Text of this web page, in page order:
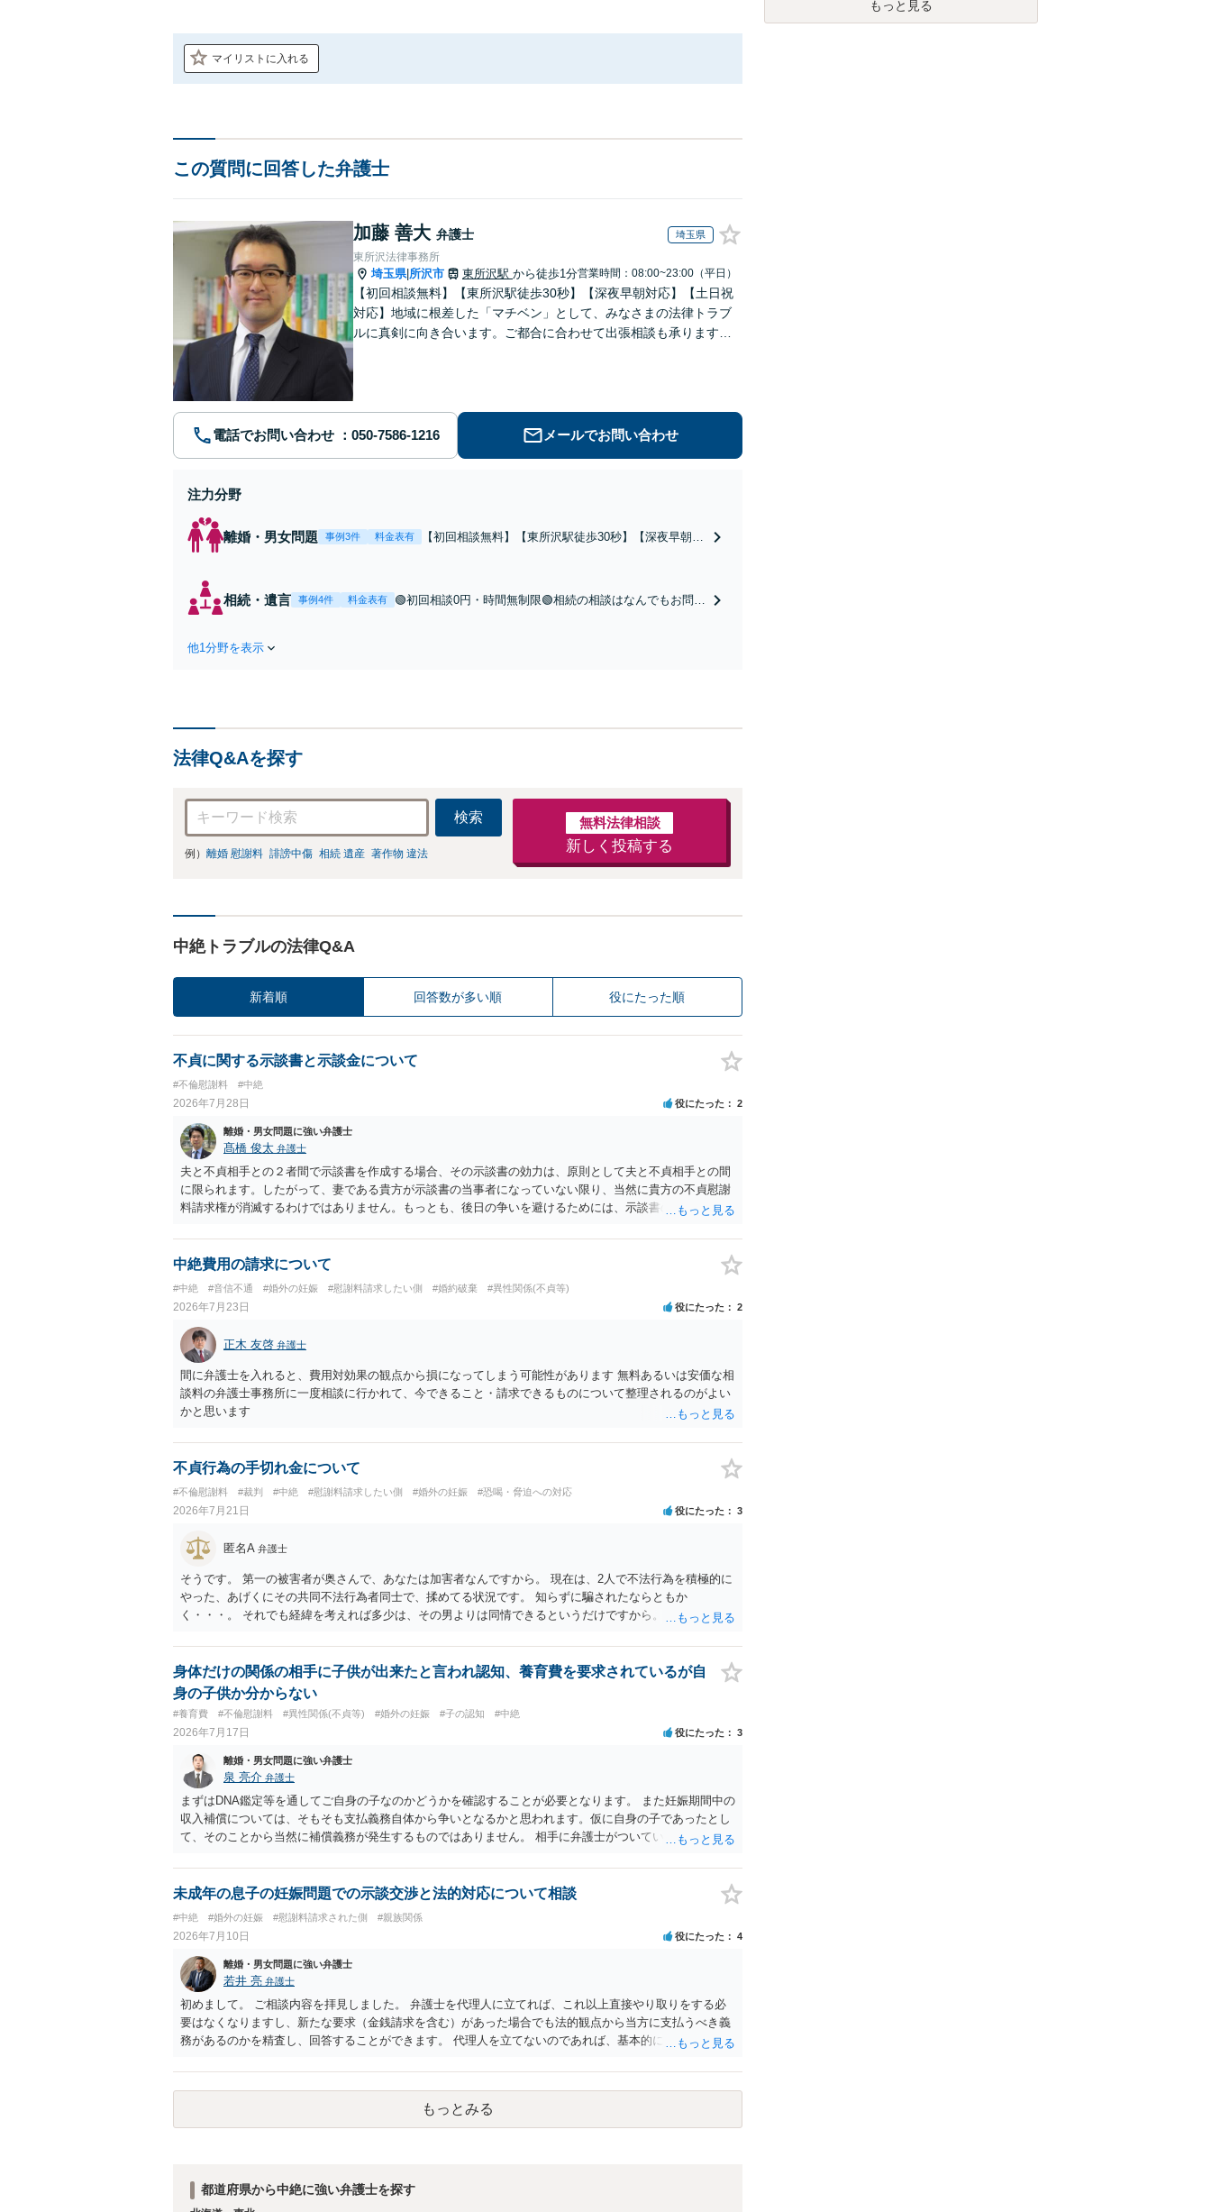
マイリストに入れる
この質問に回答した弁護士
加藤 善大 弁護士 埼玉県
東所沢法律事務所
埼玉県| 所沢市 東所沢駅 から徒歩1分営業時間：08:00~23:00（平日）
【初回相談無料】【東所沢駅徒歩30秒】【深夜早朝対応】【土日祝
対応】地域に根差した「マチベン」として、みなさまの法律トラブ
ルに真剣に向き合います。ご都合に合わせて出張相談も承ります。
電話でお問い合わせ メールでお問い合わせ
注力分野
離婚・男女問題 事例3件 料金表有
【初回相談無料】【東所沢駅徒歩30秒】【深夜早朝対
尽くします。
相続・遺言 事例4件 料金表有
🟢初回相談0円・時間無制限🟢相続の相談はなんでもお問合
他1分野を表示
法律Q&Aを探す
検索
例） 離婚 慰謝料 誹謗中傷 相続 遺産 著作物 違法
無料法律相談
新しく投稿する
中絶トラブルの法律Q&A
新着順 回答数が多い順 役にたった順
不貞に関する示談書と示談金について
#不倫慰謝料 #中絶
2026年7月28日 役にたった 2
離婚・男女問題に強い弁護士
髙橋 俊太 弁護士
夫と不貞相手との２者間で示談書を作成する場合、その示談書の効力は、原則として夫と不貞相手との間
に限られます。したがって、妻である貴方が示談書の当事者になっていない限り、当然に貴方の不貞慰謝
料請求権が消滅するわけではありません。もっとも、後日の争いを避けるためには、示談書の中に「本示
ものではない」旨を明記しておく方が安全です。また、清算条項を入れる場合にも、「夫と不貞相手との
間に限る」と対象を明確にすべきです。 他方、不貞相手が夫から示談金を受け取る場合、その名目や内容
されている」「夫側から支払を受けた」などと（その当否は別として）反論等されてこじれてしまう可能
性があります。そのため、示談金の趣旨、清算対象、妻の請求権への影響を明確にしておくことが重要で
す。示談金１８０万円の妥当性については、中絶、精神的苦痛、通院・治療の有無、診断内容、夫の説明
内容、妊娠・中絶に至る経緯等によって変わります。中絶について双方同意があったとしても、身体的・
精神的負担が考慮されることはありますが、夫が当初から離婚できないと伝えていた事情があるなら、結
婚期待を理由とする損害については争い得る部分もあります。 なお、貴方から不貞相手へ請求する慰謝料
額は、夫が不貞相手に支払う示談金額だけで決まるものではありません。不貞期間、回数、婚姻期間、夫
婦関係への影響、離婚・別居の有無、相手方の認識等によって判断されます。 今後の状況等に応じて、弁
護士への個別相談も検討なさった方がよいでしょう。
中絶費用の請求について
#中絶 #音信不通 #婚外の妊娠 #慰謝料請求したい側 #婚約破棄 #異性関係(不貞等)
2026年7月23日 役にたった 2
正木 友啓 弁護士
間に弁護士を入れると、費用対効果の観点から損になってしまう可能性があります 無料あるいは安価な相
談料の弁護士事務所に一度相談に行かれて、今できること・請求できるものについて整理されるのがよい
かと思います
不貞行為の手切れ金について
#不倫慰謝料 #裁判 #中絶 #慰謝料請求したい側 #婚外の妊娠 #恐喝・脅迫への対応
2026年7月21日 役にたった 3
匿名A 弁護士
そうです。 第一の被害者が奥さんで、あなたは加害者なんですから。 現在は、2人で不法行為を積極的に
やった、あげくにその共同不法行為者同士で、揉めてる状況です。 知らずに騙されたならともか
く・・・。 それでも経緯を考えれば多少は、その男よりは同情できるというだけですから。
身体だけの関係の相手に子供が出来たと言われ認知、養育費を要求されているが自
身の子供か分からない
#養育費 #不倫慰謝料 #異性関係(不貞等) #婚外の妊娠 #子の認知 #中絶
2026年7月17日 役にたった 3
離婚・男女問題に強い弁護士
泉 亮介 弁護士
まずはDNA鑑定等を通してご自身の子なのかどうかを確認することが必要となります。 また妊娠期間中の
収入補償については、そもそも支払義務自体から争いとなるかと思われます。仮に自身の子であったとし
て、そのことから当然に補償義務が発生するものではありません。 相手に弁護士がついているということ
う。
未成年の息子の妊娠問題での示談交渉と法的対応について相談
#中絶 #婚外の妊娠 #慰謝料請求された側 #親族関係
2026年7月10日 役にたった 4
離婚・男女問題に強い弁護士
若井 亮 弁護士
初めまして。 ご相談内容を拝見しました。 弁護士を代理人に立てれば、これ以上直接やり取りをする必
要はなくなりますし、新たな要求（金銭請求を含む）があった場合でも法的観点から当方に支払うべき義
務があるのかを精査し、回答することができます。 代理人を立てないのであれば、基本的にはご自身で対
特に重要な点としては、合意事項以外には貸し借りが無いことを確認する条項（清算条項）をきちんと盛
り込んでおくことです。 お金を払うにしても、紛争が蒸し返されないよう、合意書を作成して取り交わす
もっとみる
都道府県から中絶に強い弁護士を探す
もっと見る